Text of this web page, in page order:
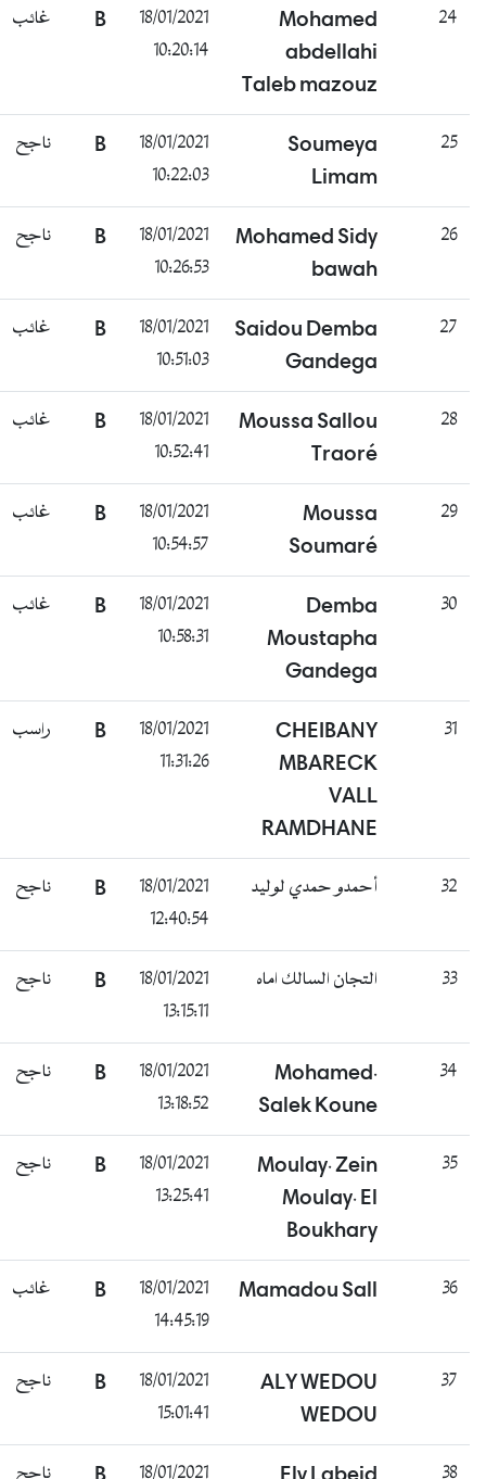
24
Mohamed
abdellahi
Taleb mazouz
18/01/2021
10:20:14
B غائب
25
Soumeya
Limam
18/01/2021
10:22:03
B ناجح
26
Mohamed Sidy
bawah
18/01/2021
10:26:53
B ناجح
27
Saidou Demba
Gandega
18/01/2021
10:51:03
B غائب
28
Moussa Sallou
Traoré
18/01/2021
10:52:41
B غائب
29
Moussa
Soumaré
18/01/2021
10:54:57
B غائب
30
Demba
Moustapha
Gandega
18/01/2021
10:58:31
B غائب
31
CHEIBANY
MBARECK
VALL
RAMDHANE
18/01/2021
11:31:26
B راسب
32 أحمدو حمدي لوليد
18/01/2021
12:40:54
B ناجح
33 التجان السالك اماه
18/01/2021
13:15:11
B ناجح
34
Mohamed.
Salek Koune
18/01/2021
13:18:52
B ناجح
35
Moulay. Zein
Moulay. El
Boukhary
18/01/2021
13:25:41
B ناجح
36
Mamadou Sall
18/01/2021
14:45:19
B غائب
37
ALY WEDOU
WEDOU
18/01/2021
15:01:41
B ناجح